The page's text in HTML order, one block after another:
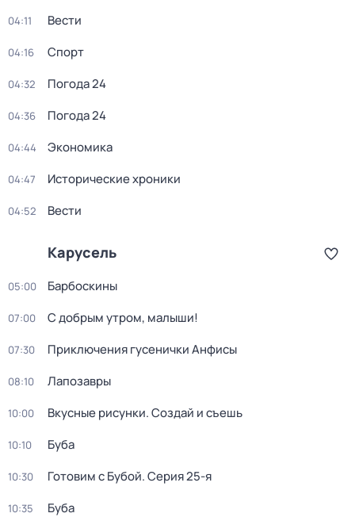
04:11 Вести
04:16 Спорт
04:32 Погода 24
04:36 Погода 24
04:44 Экономика
04:47 Исторические хроники
04:52 Вести
Карусель
05:00 Барбоскины
07:00 С добрым утром, малыши!
07:30 Приключения гусенички Анфисы
08:10 Лапозавры
10:00 Вкусные рисунки. Создай и съешь
10:10 Буба
10:30 Готовим с Бубой. Серия 25-я
10:35 Буба